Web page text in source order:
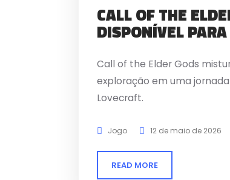
CALL OF THE
DISPONÍVEL
Call of the Elder Gods
exploração em uma
Lovecraft.
Jogo 12 de maio de 2026
READ MORE